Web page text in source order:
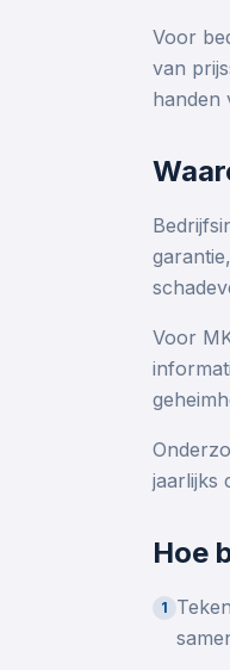
Voor
van
handen
Voor
jaarlijks
Hoe
1